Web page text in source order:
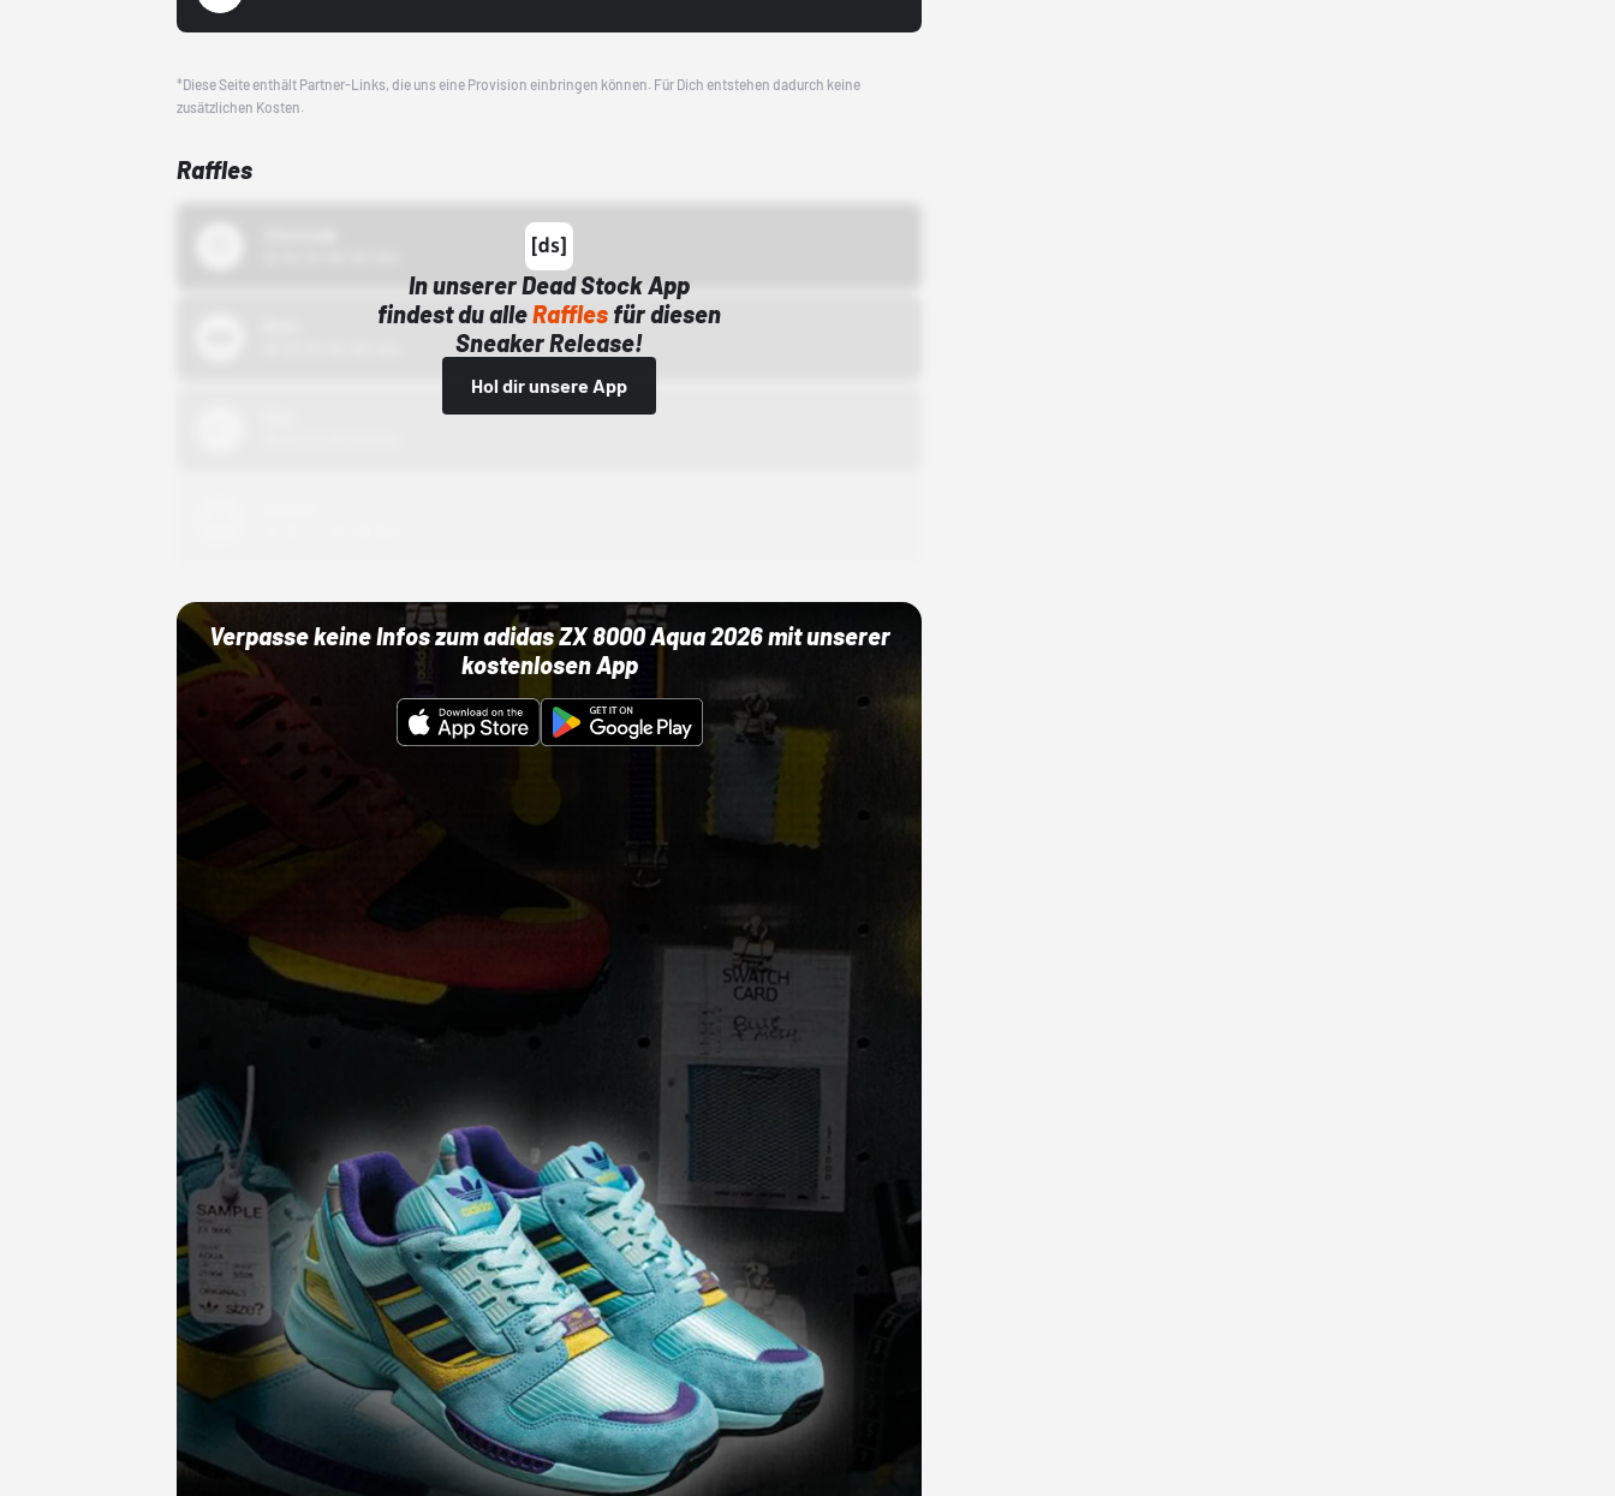
*Diese Seite enthält Partner-Links, die uns eine Provision einbringen können. Für Dich entstehen dadurch keine
zusätzlichen Kosten.
Raffles
In unserer Dead Stock App
findest du alleRaffles für diesen
Sneaker Release!
Hol dir unsere App
Verpasse keine Infos zum adidas ZX 8000 Aqua 2026 mit unserer
kostenlosen App